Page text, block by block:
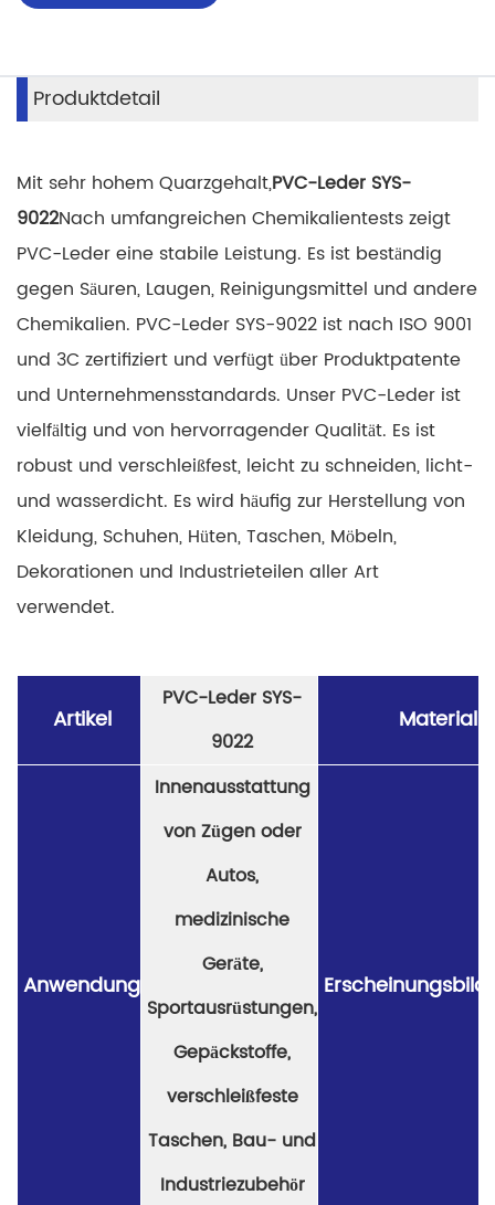
Produktdetail
Mit sehr hohem Quarzgehalt,PVC-Leder SYS-
9022Nach umfangreichen Chemikalientests zeigt
PVC-Leder eine stabile Leistung. Es ist beständig
gegen Säuren, Laugen, Reinigungsmittel und andere
Chemikalien. PVC-Leder SYS-9022 ist nach ISO 9001
und 3C zertifiziert und verfügt über Produktpatente
und Unternehmensstandards. Unser PVC-Leder ist
vielfältig und von hervorragender Qualität. Es ist
robust und verschleißfest, leicht zu schneiden, licht-
und wasserdicht. Es wird häufig zur Herstellung von
Kleidung, Schuhen, Hüten, Taschen, Möbeln,
Dekorationen und Industrieteilen aller Art
verwendet.
Artikel
PVC-Leder SYS-
9022
Material
Anwendung
Innenausstattung
von Zügen oder
Autos,
medizinische
Geräte,
Sportausrüstungen,
Gepäckstoffe,
verschleißfeste
Taschen, Bau- und
Industriezubehör